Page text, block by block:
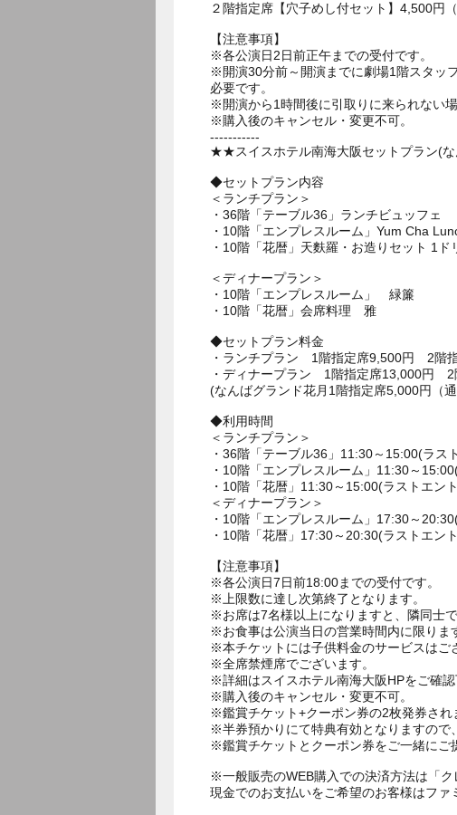
２階指定席【穴子めし付セット】4,500円
【注意事項】
※各公演日2日前正午までの受付です。
※開演30分前～開演までに劇場1階スタッ
必要です。
※開演から1時間後に引取りに来られない
※購入後のキャンセル・変更不可。
-----------
★★スイスホテル南海大阪セットプラン(
◆セットプラン内容
＜ランチプラン＞
・36階「テーブル36」ランチビュッフェ
・10階「エンプレスルーム」Yum Cha
・10階「花暦」天麩羅・お造りセット 1ド
＜ディナープラン＞
・10階「エンプレスルーム」 緑簾
・10階「花暦」会席料理 雅
◆セットプラン料金
・ランチプラン 1階指定席9,500円 2階
・ディナープラン 1階指定席13,000円 2
(なんばグランド花月1階指定席5,000円（
◆利用時間
＜ランチプラン＞
・36階「テーブル36」11:30～15:00(ラス
・10階「エンプレスルーム」11:30～
・10階「花暦」11:30～15:00(ラストエン
＜ディナープラン＞
・10階「エンプレスルーム」17:30～
・10階「花暦」17:30～20:30(ラストエン
【注意事項】
※各公演日7日前18:00までの受付です。
※上限数に達し次第終了となります。
※お席は7名様以上になりますと、隣同士
※お食事は公演当日の営業時間内に限りま
※本チケットには子供料金のサービスはご
※全席禁煙席でございます。
※詳細はスイスホテル南海大阪HPをご確認
※購入後のキャンセル・変更不可。
※鑑賞チケット+クーポン券の2枚発券され
※半券預かりにて特典有効となりますので
※鑑賞チケットとクーポン券をご一緒にご
※一般販売のWEB購入での決済方法は「ク
現金でのお支払いをご希望のお客様はファ